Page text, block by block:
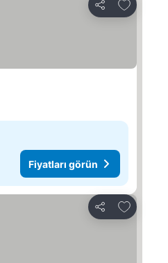
Paylaş
Fiyatları görün
Paylaş